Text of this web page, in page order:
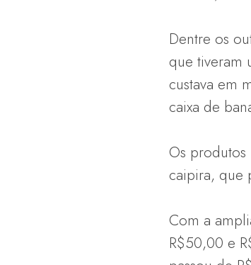
Dentre os
que tiveram
custava em
caixa de
Os
caipira, que
Com a
R$50,00 e